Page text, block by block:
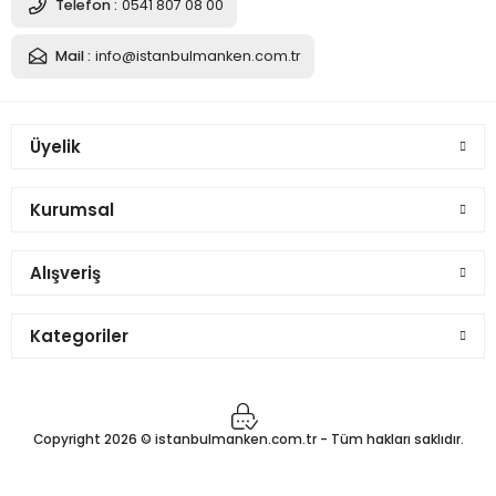
8.341,61 TL
Keten Kumaş Pantolon Giyebilen Terzi Vitrin Mankeni
Telefon : 0541 807 08 00
Mail : info@istanbulmanken.com.tr
Üyelik
Kurumsal
Alışveriş
Kategoriler
Copyright 2026 © istanbulmanken.com.tr - Tüm hakları saklıdır.